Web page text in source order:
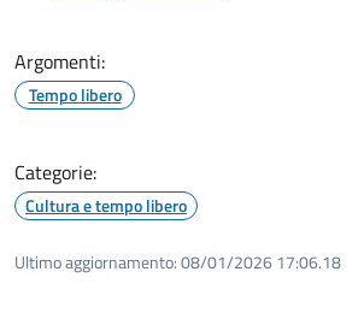
Argomenti:
Tempo libero
Categorie:
Cultura e tempo libero
Ultimo aggiornamento:08/01/2026 17:06.18